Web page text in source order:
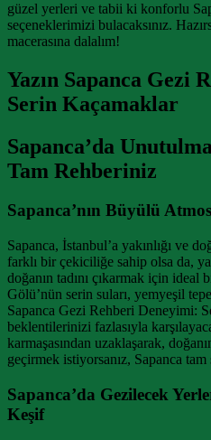
güzel yerleri ve tabii ki konforlu
seçeneklerimizi bulacaksınız.
macerasına dalalım!
Yazın Sapanca Gezi
Serin Kaçamaklar
Sapanca’da
Tam Rehberiniz
Sapanca’nın Büyülü
Sapanca, İstanbul’a yakınlığı ve
farklı bir çekiciliğe sahip olsa da,
doğanın tadını çıkarmak için ideal
Gölü’nün serin suları, yemyeşil
Sapanca Gezi Rehberi Deneyimi:
beklentilerinizi fazlasıyla
karmaşasından uzaklaşarak,
geçirmek istiyorsanız, Sapanca tam
Sapanca’da Gezilecek
Keşif